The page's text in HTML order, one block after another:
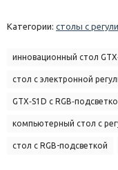
Категории: столы с
инновационный стол
стол с электронной
GTX‑S1D с
компьютерный стол с
стол с RGB-подсветкой